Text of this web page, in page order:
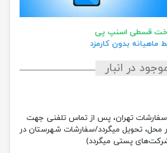
قسطی اسنپ پی
در انبار
7 روز (سفارشات تهران، پس از تماس تلفنی جهت
محل، تحویل میگردد/سفارشات شهرستان در
شرکت‌های پستی میگردد)